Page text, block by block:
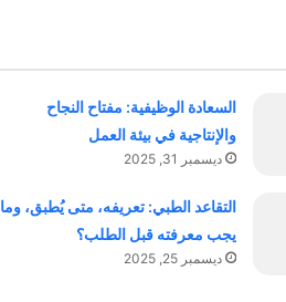
السعادة الوظيفية: مفتاح النجاح
والإنتاجية في بيئة العمل
ديسمبر 31, 2025
التقاعد الطبي: تعريفه، متى يُطبق، وما
يجب معرفته قبل الطلب؟
ديسمبر 25, 2025